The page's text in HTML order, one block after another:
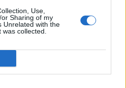
Use,
Sharing of my
Unrelated with the
collected.